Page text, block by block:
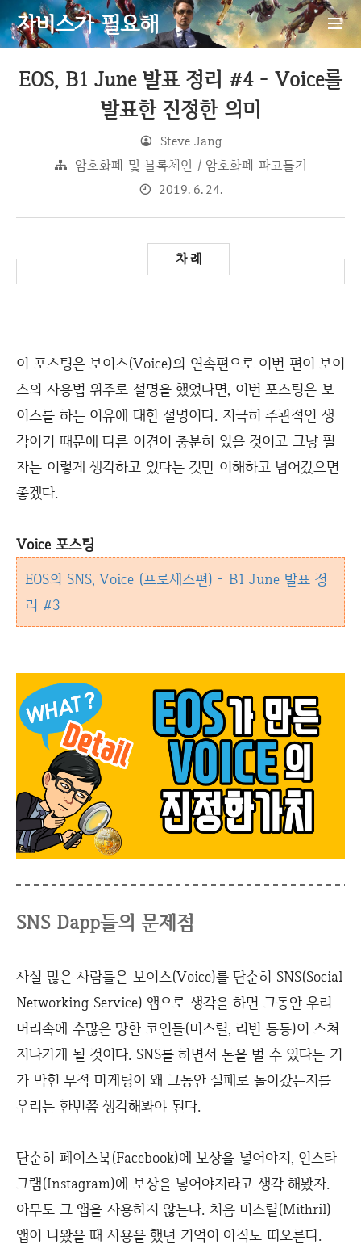
자비스가 필요해
EOS, B1 June 발표 정리 #4 - Voice를
발표한 진정한 의미
Steve Jang
암호화폐 및 블록체인 / 암호화폐 파고들기
2019. 6. 24.
이 포스팅은 보이스(Voice)의 연속편으로 이번 편이 보이
스의 사용법 위주로 설명을 했었다면, 이번 포스팅은 보
이스를 하는 이유에 대한 설명이다. 지극히 주관적인 생
각이기 때문에 다른 이견이 충분히 있을 것이고 그냥 필
자는 이렇게 생각하고 있다는 것만 이해하고 넘어갔으면
좋겠다.
Voice 포스팅
EOS의 SNS, Voice (프로세스편) - B1 June 발표 정
리 #3
SNS Dapp들의 문제점
사실 많은 사람들은 보이스(Voice)를 단순히 SNS(Social
Networking Service) 앱으로 생각을 하면 그동안 우리
머리속에 수많은 망한 코인들(미스릴, 리빈 등등)이 스쳐
지나가게 될 것이다. SNS를 하면서 돈을 벌 수 있다는 기
가 막힌 무적 마케팅이 왜 그동안 실패로 돌아갔는지를
우리는 한번쯤 생각해봐야 된다.
단순히 페이스북(Facebook)에 보상을 넣어야지, 인스타
그램(Instagram)에 보상을 넣어야지라고 생각 해봤자.
아무도 그 앱을 사용하지 않는다. 처음 미스릴(Mithril)
앱이 나왔을 때 사용을 했던 기억이 아직도 떠오른다.